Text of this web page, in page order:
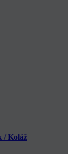
/ Koláž